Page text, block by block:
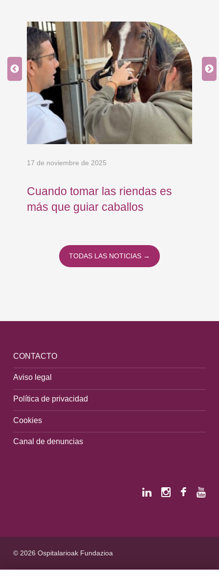
17 de noviembre de 2025
Cuando tomar las riendas es
más que guiar caballos
TODAS LAS NOTICIAS →
CONTACTO
Aviso legal
Política de privacidad
Cookies
Canal de denuncias
© 2026 Ospitalarioak Fundazioa